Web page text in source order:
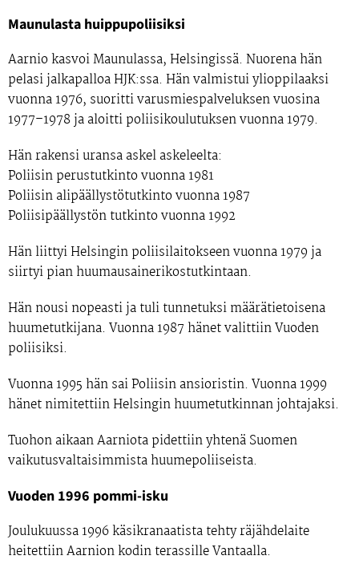
Maunulasta huippupoliisiksi
Aarnio kasvoi Maunulassa, Helsingissä. Nuorena hän
pelasi jalkapalloa HJK:ssa. Hän valmistui ylioppilaaksi
vuonna 1976, suoritti varusmiespalveluksen vuosina
1977–1978 ja aloitti poliisikoulutuksen vuonna 1979.
Hän rakensi uransa askel askeleelta:
Poliisin perustutkinto vuonna 1981
Poliisin alipäällystötutkinto vuonna 1987
Poliisipäällystön tutkinto vuonna 1992
Hän liittyi Helsingin poliisilaitokseen vuonna 1979 ja
siirtyi pian huumausainerikostutkintaan.
Hän nousi nopeasti ja tuli tunnetuksi määrätietoisena
huumetutkijana. Vuonna 1987 hänet valittiin Vuoden
poliisiksi.
Vuonna 1995 hän sai Poliisin ansioristin. Vuonna 1999
hänet nimitettiin Helsingin huumetutkinnan johtajaksi.
Tuohon aikaan Aarniota pidettiin yhtenä Suomen
vaikutusvaltaisimmista huumepoliiseista.
Vuoden 1996 pommi-isku
Joulukuussa 1996 käsikranaatista tehty räjähdelaite
heitettiin Aarnion kodin terassille Vantaalla.